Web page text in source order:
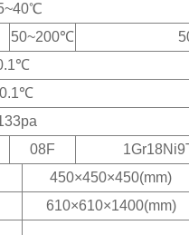
50~200℃
℃
08F
450×450×450(mm)
610×610×1400(mm)